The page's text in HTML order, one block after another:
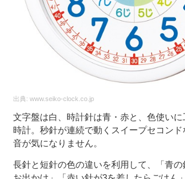
出典:www.seiko-clock.co.jp
文字盤は白、時計針は青・赤と、色使い
時計。秒針が連続で動くスイープセコンド
音が気になりません。
長針と短針の色の違いを利用して、「青の